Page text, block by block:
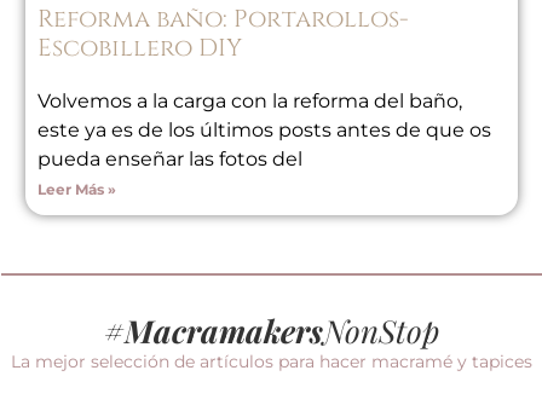
Reforma baño: Portarollos-
Escobillero DIY
Volvemos a la carga con la reforma del baño,
este ya es de los últimos posts antes de que os
pueda enseñar las fotos del
Leer Más »
#MacramakersNonStop
La mejor selección de artículos para hacer macramé y tapices